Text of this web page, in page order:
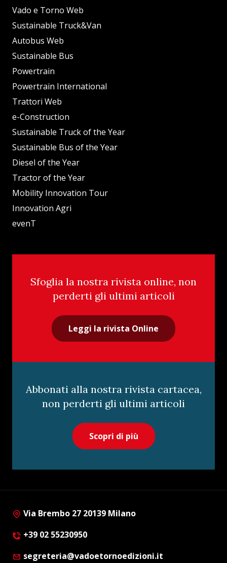
Vado e Torno Web
Sustainable Truck&Van
Autobus Web
Sustainable Bus
Powertrain
Powertrain International
Trattori Web
e-Construction
Sustainable Truck of the Year
Sustainable Bus of the Year
Diesel of the Year
Tractor of the Year
Mobility Innovation Tour
Innovation Agri
evenT
Sfoglia la nostra rivista online, non
perderti gli ultimi articoli
Leggi la rivista Online
Abbonati alla nostra rivista cartacea,
non perderti gli ultimi articoli
Scopri di più
Via Brembo 27 20139 Milano
+39 02 55230950
segreteria@vadoetornoedizioni.it